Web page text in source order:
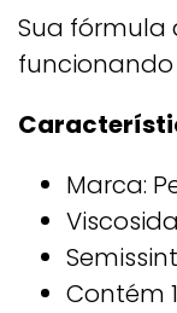
Sua
Marca:
Contém